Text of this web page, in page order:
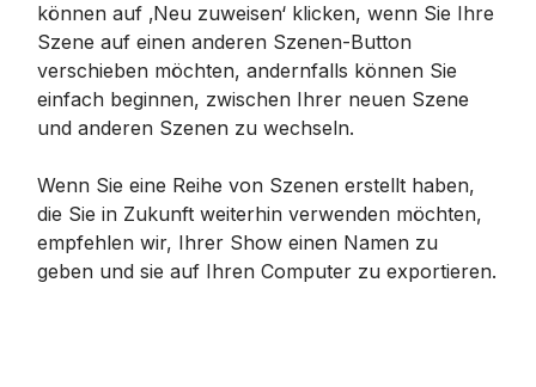
können auf ‚Neu zuweisen‘ klicken, wenn Sie Ihre
Szene auf einen anderen Szenen-Button
verschieben möchten, andernfalls können Sie
einfach beginnen, zwischen Ihrer neuen Szene
und anderen Szenen zu wechseln.
Wenn Sie eine Reihe von Szenen erstellt haben,
die Sie in Zukunft weiterhin verwenden möchten,
empfehlen wir, Ihrer Show einen Namen zu
geben und sie auf Ihren Computer zu exportieren.